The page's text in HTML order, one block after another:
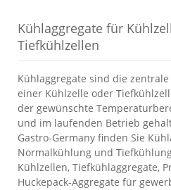
Kühlaggregate für
Tiefkühlzellen
Kühlaggregate sind die
einer Kühlzelle oder
der gewünschte
und im laufenden Betrieb
Gastro-Germany finden Sie
Normalkühlung und
Kühlzellen, Tiefkühlaggregate,
Huckepack-Aggregate für